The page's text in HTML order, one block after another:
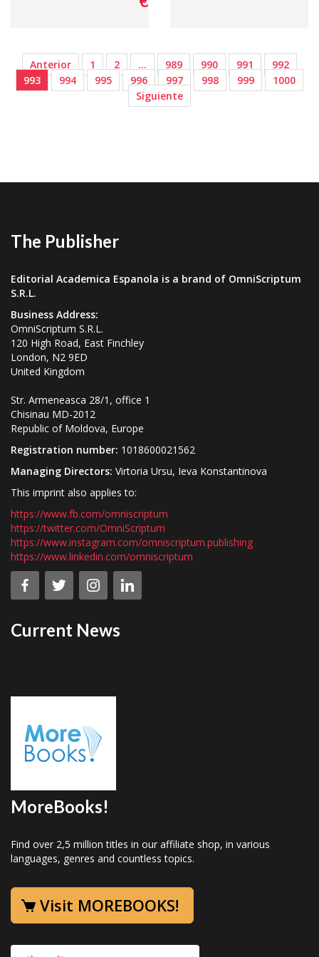
Anterior 1 2 … 989 990 991
992
993
994 995 996 997 998 999
1000
Siguiente
The Publisher
Editorial Academica Espanola is a brand of OmniScriptum
S.R.L.
Business Address:
OmniScriptum S.R.L.
120 High Road, East Finchley
London, N2 9ED
United Kingdom
Str. Armeneasca 28/1, office 1
Chisinau MD-2012
Republic of Moldova, Europe
Registration number: 1018600021562
Managing Directors: Virtoria Ursu, Ieva Konstantinova
This imprint also applies to:
https://www.fb.com/omniscriptum
https://twitter.com/OmniScriptum
https://www.instagram.com/omniscriptum.publishing
https://www.linkedin.com/omniscriptum
Current News
MoreBooks!
Find over 2,5 million titles in our affiliate shop, in various
languages, genres and countless topics.
Visit MOREBOOKS!